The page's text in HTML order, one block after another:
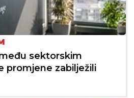
sektorskim
promjene zabilježili